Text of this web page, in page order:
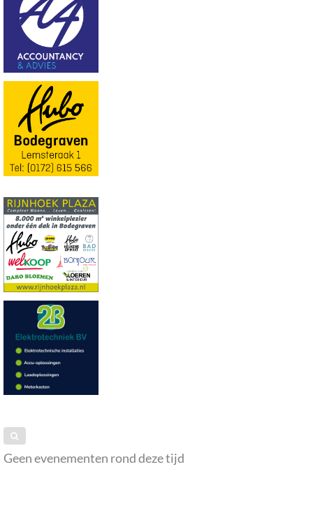
Geen evenementen rond deze tijd